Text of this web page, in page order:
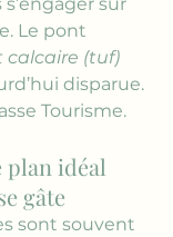
Le pont
calcaire (tuf)
disparue.
Tourisme.
plan idéal
gâte
sont souvent